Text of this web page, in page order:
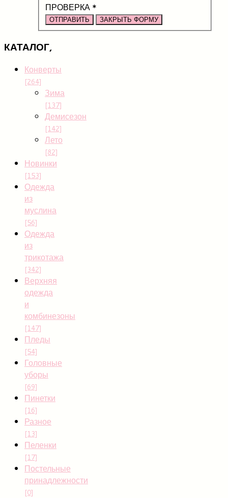
ПРОВЕРКА*
ОТПРАВИТЬ ЗАКРЫТЬ ФОРМУ
КАТАЛОГ,
Конверты
[264]
Зима
[137]
Демисезон
[142]
Лето
[82]
Новинки
[153]
Одежда
из
муслина
[56]
Одежда
из
трикотажа
[342]
Верхняя
одежда
и
комбинезоны
[147]
Пледы
[54]
Головные
уборы
[69]
Пинетки
[16]
Разное
[13]
Пеленки
[17]
Постельные
принадлежности
[0]